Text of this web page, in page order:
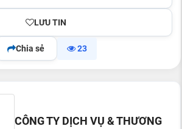
LƯU TIN
Chia sẻ 23
CÔNG TY DỊCH VỤ & THƯƠNG